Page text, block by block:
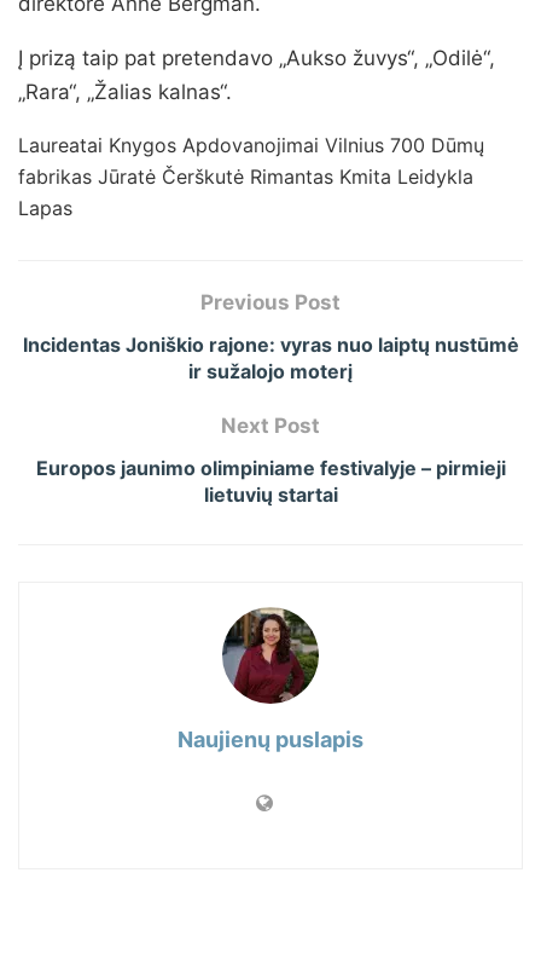
Į prizą taip pat pretendavo „Aukso žuvys“, „Odilė“,
„Rara“, „Žalias kalnas“.
Laureatai Knygos Apdovanojimai Vilnius 700 Dūmų
fabrikas Jūratė Čerškutė Rimantas Kmita Leidykla
Lapas
Previous Post
Incidentas Joniškio rajone: vyras nuo laiptų nustūmė
ir sužalojo moterį
Next Post
Europos jaunimo olimpiniame festivalyje – pirmieji
lietuvių startai
Naujienų puslapis